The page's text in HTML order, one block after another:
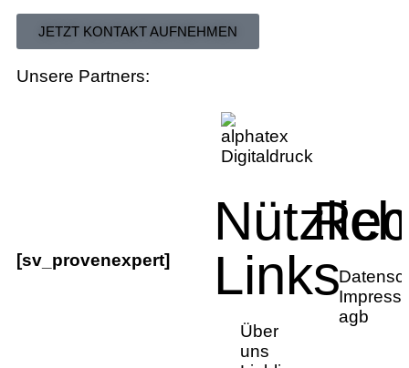
JETZT KONTAKT AUFNEHMEN
Unsere Partners:
[sv_provenexpert]
Links
Über
uns
agb